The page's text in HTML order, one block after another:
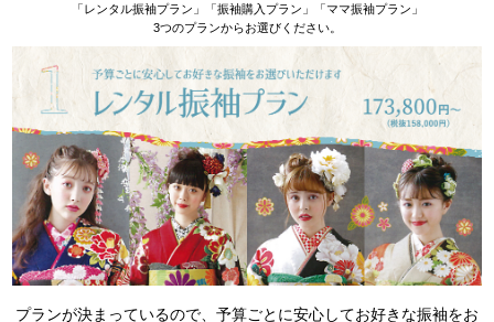
「レンタル振袖プラン」「振袖購入プラン」「ママ振袖プラン」
3つのプランからお選びください。
プランが決まっているので、予算ごとに安心してお好きな振袖をお